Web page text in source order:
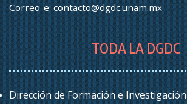
Correo-e:contacto@dgdc.unam.mx
TODA LA DGDC
Dirección de Formación e Investigación